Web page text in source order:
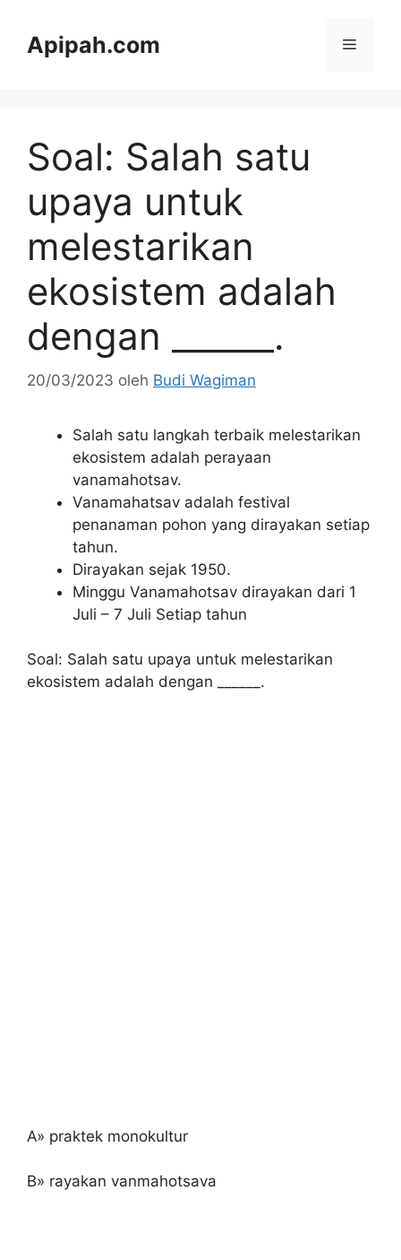
Apipah.com Menu
Soal: Salah satu
upaya untuk
melestarikan
ekosistem adalah
dengan ______.
20/03/2023 oleh Budi Wagiman
Salah satu langkah terbaik melestarikan
ekosistem adalah perayaan
vanamahotsav.
Vanamahatsav adalah festival
penanaman pohon yang dirayakan setiap
tahun.
Dirayakan sejak 1950.
Minggu Vanamahotsav dirayakan dari 1
Juli – 7 Juli Setiap tahun
Soal: Salah satu upaya untuk melestarikan
ekosistem adalah dengan ______.
A» praktek monokultur
B» rayakan vanmahotsava